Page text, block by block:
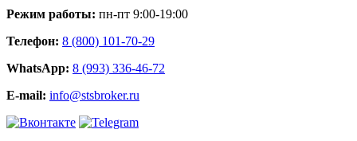
Режим работы: пн-пт 9:00-19:00
Телефон: 8 (800) 101-70-29
WhatsApp: 8 (993) 336-46-72
E-mail: info@stsbroker.ru